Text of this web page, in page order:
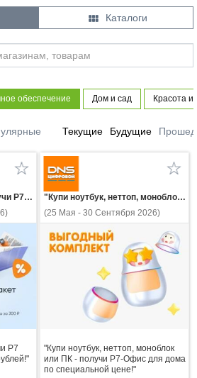
 Каталоги
обеспечение Дом и сад Красота и
Текущие Будущие
"Купи ноут или ПК — получи Р7 Офис на 3 месяца за 300 рублей!"
Р7
"Купи ноутбук, неттоп, моноблок или ПК - получи Р7-Офис для дома по специальной цене!"
(25 Мая - 30 Сентября 2026)
"Купи ноутбук, неттоп, моноблок
или ПК - получи Р7-Офис для дома
по специальной цене!"